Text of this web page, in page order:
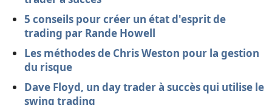
5 conseils pour créer un état d'esprit de
trading par Rande Howell
Les méthodes de Chris Weston pour la gestion
du risque
Dave Floyd, un day trader à succès qui utilise le
swing trading